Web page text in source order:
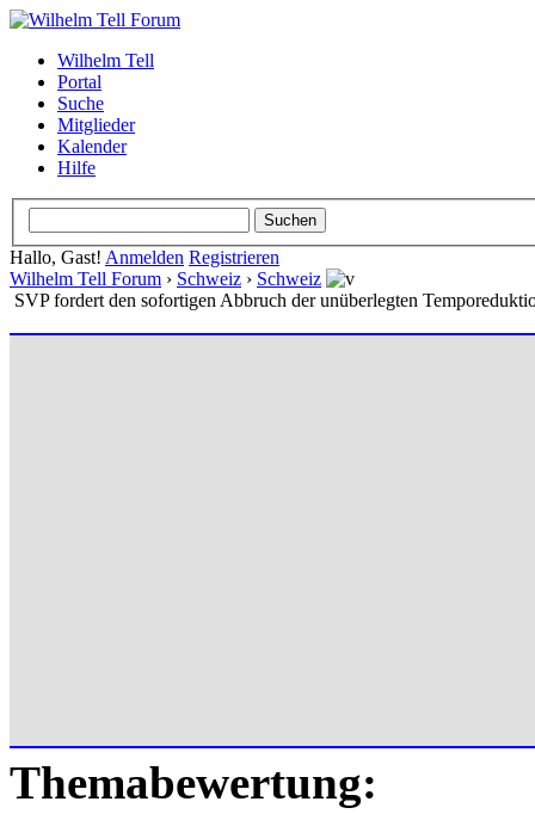
Wilhelm Tell
Portal
Suche
Mitglieder
Kalender
Hilfe
Hallo, Gast! Anmelden Registrieren
Wilhelm Tell Forum › Schweiz › Schweiz
SVP fordert den sofortigen Abbruch der unüberlegten
Themabewertung: